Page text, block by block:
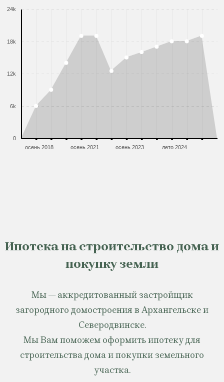
0
6k
12k
18k
24k
осень 2018 осень 2021 осень 2023 лето 2024
Ипотека на строительство дома и
покупку земли
Мы — аккредитованный застройщик
загородного домостроения в Архангельске и
Северодвинске.
Мы Вам поможем оформить ипотеку для
строительства дома и покупки земельного
участка.